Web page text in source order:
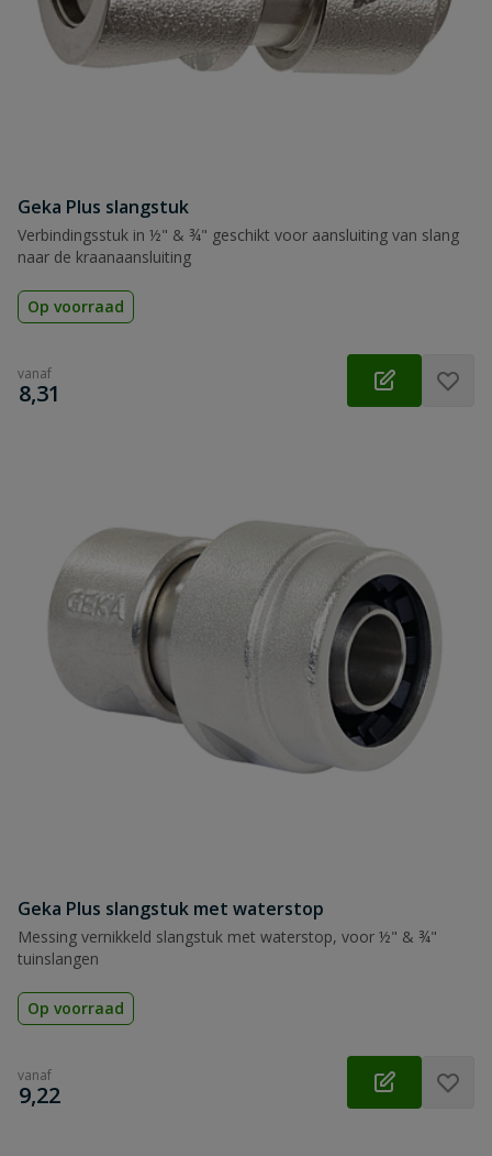
Geka Plus slangstuk
Verbindingsstuk in ½" & ¾" geschikt voor aansluiting van slang
naar de kraanaansluiting
Op voorraad
vanaf
€
8,31
Geka Plus slangstuk met waterstop
Messing vernikkeld slangstuk met waterstop, voor ½" & ¾"
tuinslangen
Op voorraad
vanaf
€
9,22